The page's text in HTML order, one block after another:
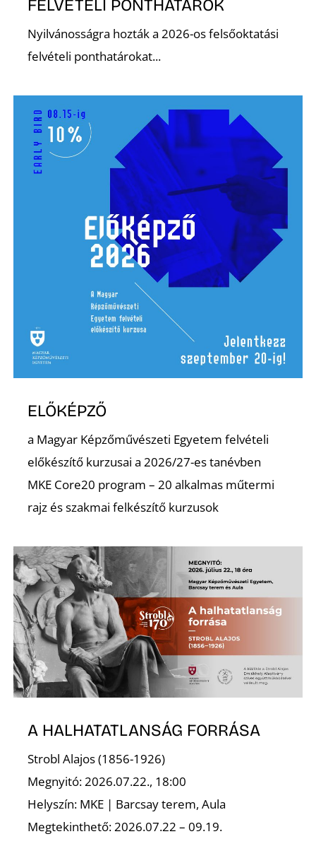
FELVÉTELI PONTHATÁROK
Nyilvánosságra hozták a 2026-os felsőoktatási
felvételi ponthatárokat...
ELŐKÉPZŐ
a Magyar Képzőművészeti Egyetem felvételi
előkészítő kurzusai a 2026/27-es tanévben
MKE Core20 program – 20 alkalmas műtermi
rajz és szakmai felkészítő kurzusok
A HALHATATLANSÁG FORRÁSA
Strobl Alajos (1856-1926)
Megnyitó: 2026.07.22., 18:00
Helyszín: MKE | Barcsay terem, Aula
Megtekinthető: 2026.07.22 – 09.19.